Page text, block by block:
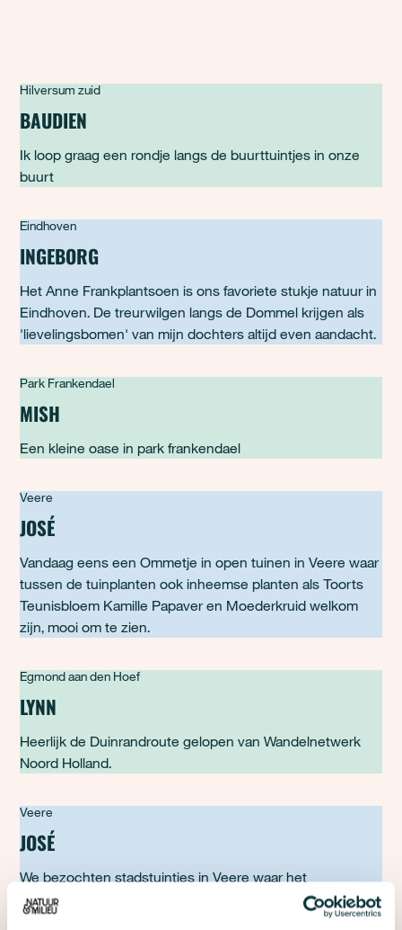
Hilversum zuid
BAUDIEN
Ik loop graag een rondje langs de buurttuintjes in onze
buurt
Eindhoven
INGEBORG
Het Anne Frankplantsoen is ons favoriete stukje natuur in
Eindhoven. De treurwilgen langs de Dommel krijgen als
'lievelingsbomen' van mijn dochters altijd even aandacht.
Park Frankendael
MISH
Een kleine oase in park frankendael
Veere
JOSÉ
Vandaag eens een Ommetje in open tuinen in Veere waar
tussen de tuinplanten ook inheemse planten als Toorts
Teunisbloem Kamille Papaver en Moederkruid welkom
zijn, mooi om te zien.
Egmond aan den Hoef
LYNN
Heerlijk de Duinrandroute gelopen van Wandelnetwerk
Noord Holland.
Veere
JOSÉ
We bezochten stadstuintjes in Veere waar het
moederkruid werd gekoesterd tussen de "gewone"
tuinplanten. Veel groen en insecten gezien in tuinen en